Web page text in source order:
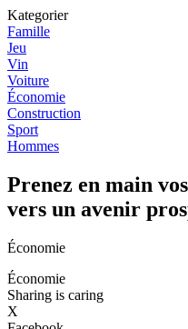
Kategorier
Famille
Jeu
Vin
Voiture
Économie
Construction
Sport
Hommes
Prenez en main
vers un avenir
Économie
Économie
Sharing is caring
X